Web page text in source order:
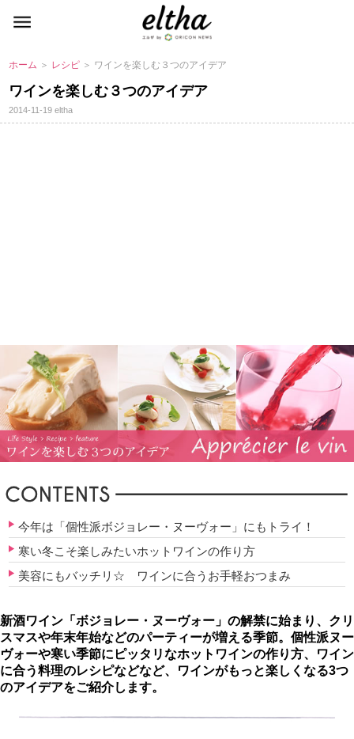
ホーム ＞ レシピ ＞ ワインを楽しむ３つのアイデア
ワインを楽しむ３つのアイデア
2014-11-19eltha
今年は「個性派ボジョレー・ヌーヴォー」にもトライ！
寒い冬こそ楽しみたいホットワインの作り方
美容にもバッチリ☆ ワインに合うお手軽おつまみ
新酒ワイン「ボジョレー・ヌーヴォー」の解禁に始まり、クリ
スマスや年末年始などのパーティーが増える季節。個性派ヌー
ヴォーや寒い季節にピッタリなホットワインの作り方、ワイン
に合う料理のレシピなどなど、ワインがもっと楽しくなる3つ
のアイデアをご紹介します。